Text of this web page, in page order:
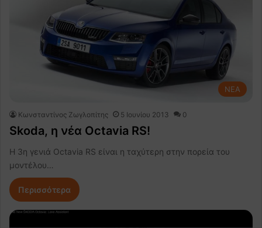
NEA
Κωνσταντίνος Ζωγλοπίτης 5 Ιουνίου 2013 0
Skoda, η νέα Octavia RS!
H 3η γενιά Octavia RS είναι η ταχύτερη στην πορεία του
μοντέλου…
Περισσότερα